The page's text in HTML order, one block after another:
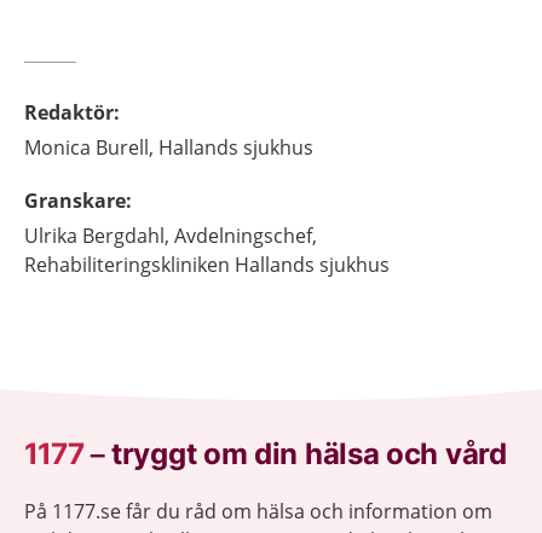
Redaktör:
Monica Burell, Hallands sjukhus
Granskare:
Ulrika Bergdahl, Avdelningschef,
Rehabiliteringskliniken Hallands sjukhus
1177–tryggt om din hälsa och vård
På 1177.se får du råd om hälsa och information om